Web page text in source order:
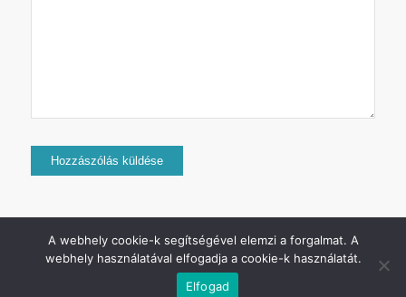
2024 © Copyright - Jurij Uszanov - Minden jog fenntartva.
A webhely cookie-k segítségével elemzi a forgalmat. A
webhely használatával elfogadja a cookie-k használatát.
Elfogad